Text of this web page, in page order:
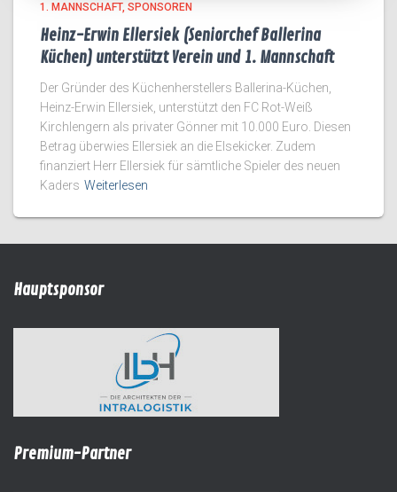
1. MANNSCHAFT SPONSOREN
Heinz-Erwin Ellersiek (Seniorchef Ballerina
Küchen) unterstützt Verein und 1. Mannschaft
Der Gründer des Küchenherstellers Ballerina-Küchen,
Heinz-Erwin Ellersiek, unterstützt den FC Rot-Weiß
Kirchlengern als privater Gönner mit 10.000 Euro. Diesen
Betrag überwies Ellersiek an die Elsekicker. Zudem
finanziert Herr Ellersiek für sämtliche Spieler des neuen
Kaders Weiterlesen
Hauptsponsor
Premium-Partner